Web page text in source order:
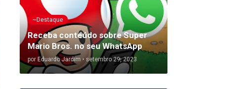
~Destaque
Receba conteúdo sobre Super
Mario Bros. no seu WhatsApp
por Eduardo Jardim • setembro 29, 2023